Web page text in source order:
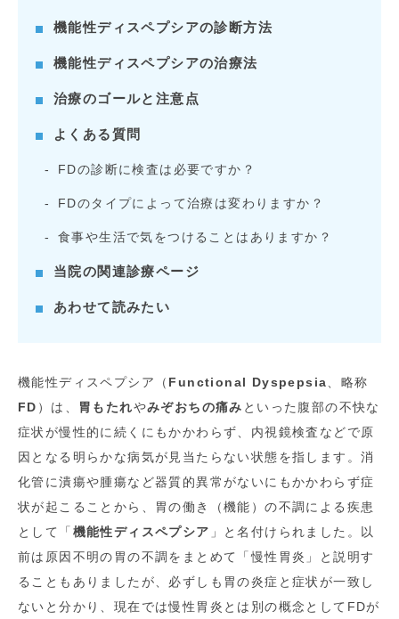
機能性ディスペプシアの診断方法
機能性ディスペプシアの治療法
治療のゴールと注意点
よくある質問
FDの診断に検査は必要ですか？
FDのタイプによって治療は変わりますか？
食事や生活で気をつけることはありますか？
当院の関連診療ページ
あわせて読みたい
機能性ディスペプシア（ Functional Dyspepsia 、略称
FD ）は、 胃もたれやみぞおちの痛み といった腹部の不快な
症状が慢性的に続くにもかかわらず、内視鏡検査などで原
因となる明らかな病気が見当たらない状態を指します。消
化管に潰瘍や腫瘍など器質的異常がないにもかかわらず症
状が起こることから、胃の働き（機能）の不調による疾患
として「 機能性ディスペプシア 」と名付けられました。以
前は原因不明の胃の不調をまとめて「慢性胃炎」と説明す
ることもありましたが、必ずしも胃の炎症と症状が一致し
ないと分かり、現在では慢性胃炎とは別の概念としてFDが